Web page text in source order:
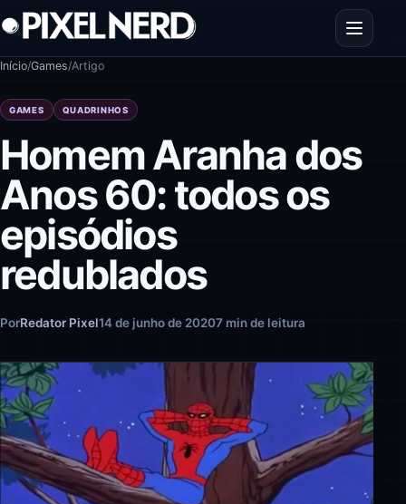
Pular para o conteúdo
Abrir
Início/Games/Artigo
GAMES QUADRINHOS
Homem Aranha dos
Anos 60: todos os
episódios
redublados
PorRedator Pixel14 de junho de 20207 min de leitura